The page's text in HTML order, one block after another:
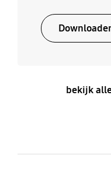
bekijk